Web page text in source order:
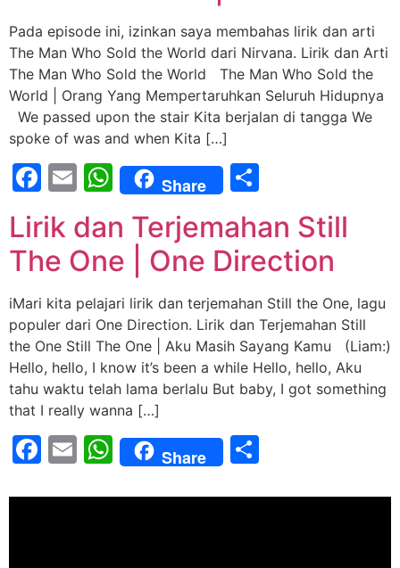
Pada episode ini, izinkan saya membahas lirik dan arti
The Man Who Sold the World dari Nirvana. Lirik dan Arti
The Man Who Sold the World The Man Who Sold the
World | Orang Yang Mempertaruhkan Seluruh Hidupnya
We passed upon the stair Kita berjalan di tangga We
spoke of was and when Kita […]
Facebook
EmailWhatsApp
Share
Lirik dan Terjemahan Still
The One | One Direction
iMari kita pelajari lirik dan terjemahan Still the One, lagu
populer dari One Direction. Lirik dan Terjemahan Still
the One Still The One | Aku Masih Sayang Kamu (Liam:)
Hello, hello, I know it’s been a while Hello, hello, Aku
tahu waktu telah lama berlalu But baby, I got something
that I really wanna […]
Facebook
EmailWhatsApp
Share